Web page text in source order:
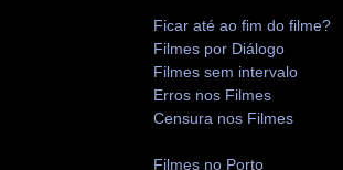
Ficar até ao fim do filme?
Filmes por Diálogo
Filmes sem intervalo
Erros nos Filmes
Censura nos Filmes
Filmes no Porto